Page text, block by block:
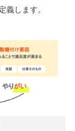
義します。